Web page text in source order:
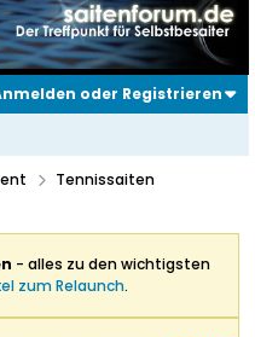
oder Registrieren
Tennissaiten
- alles zu den wichtigsten
zum Relaunch.